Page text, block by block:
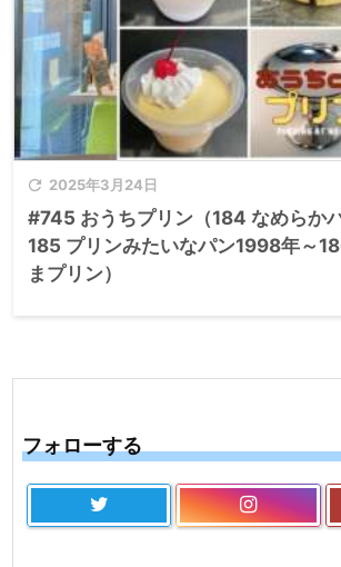
 2025年3月24日
#745 おうちプリン（184 なめらか
185 プリンみたいなパン1998年～
まプリン）
フォローする